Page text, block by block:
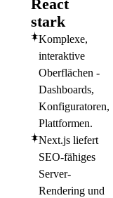
React
stark
Komplexe,
interaktive
Oberflächen -
Dashboards,
Konfiguratoren,
Plattformen.
Next.js liefert
SEO-fähiges
Server-
Rendering und